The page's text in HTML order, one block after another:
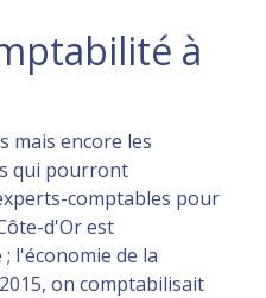
à
mais encore les
qui pourront
comptables pour
d'Or est
l'économie de la
on comptabilisait